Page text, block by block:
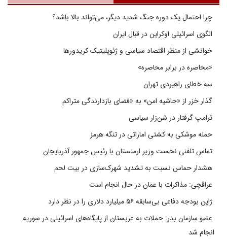
چرا احتمال یک دوره جنگ شدید دیگر، می‌تواند بالا باشد؟
الگوی اسرائیلی اوکراین در قبال ایران
خوانشی از منظر اقتصاد سیاسی و ژئوپلیتیک کریدورها
«محاصره در برابر محاصره»
سه خطای راهبردی تهران
گذار خزر از «حاشیه امن» به «فضای بازدارندگی متراکم
ترامپ گرفتار در شن‌زار سیاسی
حمله موشکی به کشتی اماراتی در تنگه هرمز
تماس تلفنی نخست وزیر ارمنستان با رئیس جمهور آذربایجان
هشدار حماس نسبت به تشدید شهرک‌سازی در بیت‌ لحم
عراقچی: مذاکرات با عمان در حال انجام است
ژاپن بودجه دفاعی بی‌سابقه ۵۶ میلیارد دلاری را در نظر دارد
عضو سازمان بدر: حملات به عربستان از پایگاه‌های اسرائیلی در سوریه
انجام شد